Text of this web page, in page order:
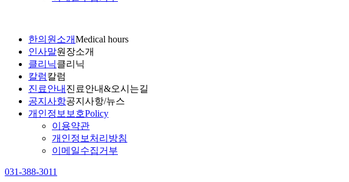
한의원소개Medical hours
인사말원장소개
클리닉클리닉
칼럼칼럼
진료안내 진료안내&오시는길
공지사항공지사항/뉴스
개인정보보호Policy
이용약관
개인정보처리방침
이메일수집거부
031-388-3011